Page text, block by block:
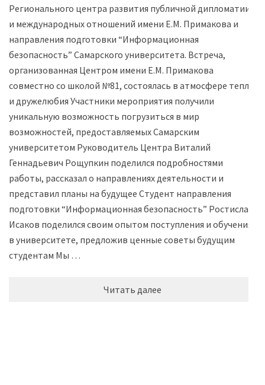
Регионального центра развития публичной дипломатии
и международных отношений имени Е.М. Примакова и
направления подготовки “Информационная
безопасность” Самарского университета. Встреча,
организованная Центром имени Е.М. Примакова
совместно со школой №81, состоялась в атмосфере тепла
и дружелюбия Участники мероприятия получили
уникальную возможность погрузиться в мир
возможностей, предоставляемых Самарским
университетом Руководитель Центра Виталий
Геннадьевич Рощупкин поделился подробностями
работы, рассказал о направлениях деятельности и
представил планы на будущее Студент направления
подготовки “Информационная безопасность” Ростислав
Исаков поделился своим опытом поступления и обучения
в университете, предложив ценные советы будущим
студентам Мы …
Читать далее